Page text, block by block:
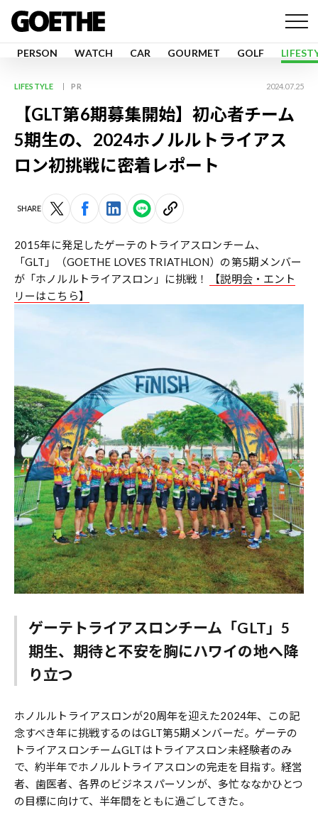
PERSON WATCH CAR GOURMET GOLF
LIFESTYLE PR 2024.07.25
【GLT第6期募集開始】初心者チーム
5期生の、2024ホノルルトライアス
ロン初挑戦に密着レポート
SHARE
2015年に発足したゲーテのトライアスロンチーム、
「GLT」（GOETHE LOVES TRIATHLON）の第5期メンバー
が「ホノルルトライアスロン」に挑戦！
【説明会・エント
リーはこちら】
ゲーテトライアスロンチーム「GLT」5
期生、期待と不安を胸にハワイの地へ降
り立つ
ホノルルトライアスロンが20周年を迎えた2024年、この記
念すべき年に挑戦するのはGLT第5期メンバーだ。ゲーテの
トライアスロンチームGLTはトライアスロン未経験者のみ
で、約半年でホノルルトライアスロンの完走を目指す。経営
者、歯医者、各界のビジネスパーソンが、多忙ななかひとつ
の目標に向けて、半年間をともに過ごしてきた。